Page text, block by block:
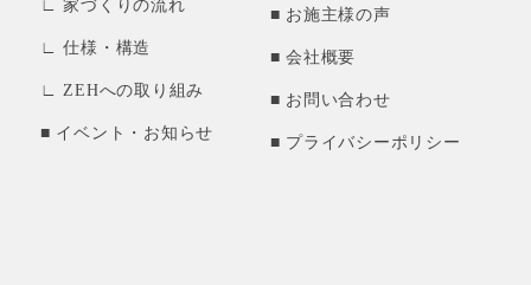
家づくりの流れ
仕様・構造
ZEHへの取り組み
イベント・お知らせ
お施主様の声
会社概要
お問い合わせ
プライバシーポリシー